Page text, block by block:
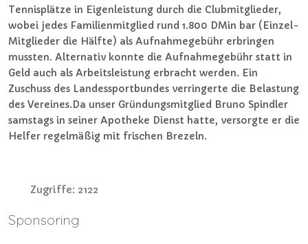
Tennisplätze in Eigenleistung durch die Clubmitglieder,
wobei jedes Familienmitglied rund 1.800 DMin bar (Einzel-
Mitglieder die Hälfte) als Aufnahmegebühr erbringen
mussten. Alternativ konnte die Aufnahmegebühr statt in
Geld auch als Arbeitsleistung erbracht werden. Ein
Zuschuss des Landessportbundes verringerte die Belastung
des Vereines.Da unser Gründungsmitglied Bruno Spindler
samstags in seiner Apotheke Dienst hatte, versorgte er die
Helfer regelmäßig mit frischen Brezeln.
Zugriffe: 2122
Sponsoring